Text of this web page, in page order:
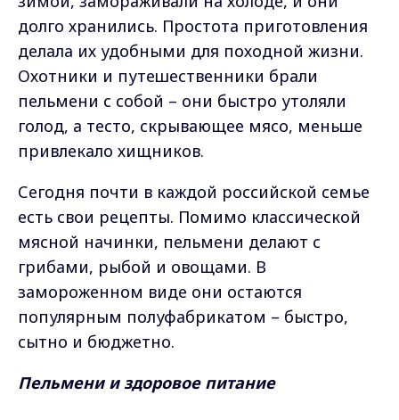
долго хранились. Простота приготовления
делала их удобными для походной жизни.
Охотники и путешественники брали
пельмени с собой – они быстро утоляли
голод, а тесто, скрывающее мясо, меньше
привлекало хищников.
Сегодня почти в каждой российской семье
есть свои рецепты. Помимо классической
мясной начинки, пельмени делают с
грибами, рыбой и овощами. В
замороженном виде они остаются
популярным полуфабрикатом – быстро,
сытно и бюджетно.
Пельмени и здоровое питание